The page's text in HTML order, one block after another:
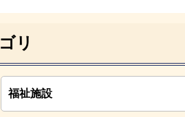
リ
福祉施設